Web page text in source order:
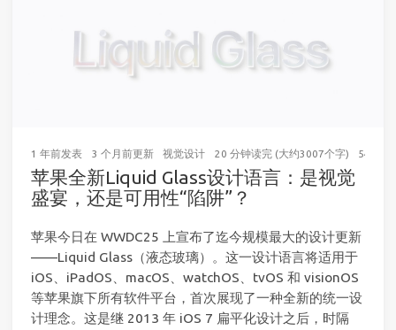
1 年前发表 3 个月前更新 视觉设计 20 分钟读完 (大约3007个字) 54
苹果全新Liquid Glass设计语言：是视觉
盛宴，还是可用性“陷阱”？
苹果今日在 WWDC25 上宣布了迄今规模最大的设计更新
——Liquid Glass（液态玻璃）。这一设计语言将适用于
iOS、iPadOS、macOS、watchOS、tvOS 和 visionOS
等苹果旗下所有软件平台，首次展现了一种全新的统一设
计理念。这是继 2013 年 iOS 7 扁平化设计之后，时隔